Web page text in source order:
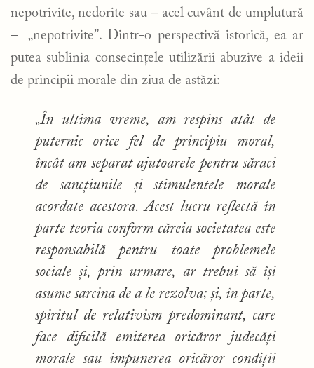
nepotrivite, nedorite sau – acel cuvânt de umplutură
– „nepotrivite”. Dintr-o perspectivă istorică, ea ar
putea sublinia consecințele utilizării abuzive a ideii
de principii morale din ziua de astăzi:
„În ultima vreme, am respins atât de
puternic orice fel de principiu moral,
încât am separat ajutoarele pentru săraci
de sancțiunile și stimulentele morale
acordate acestora.Acest lucru reflectă în
parte teoria conform căreia societatea este
responsabilă pentru toate problemele
sociale și, prin urmare, ar trebui să își
asume sarcina de a le rezolva; și, în parte,
spiritul de relativism predominant, care
face dificilă emiterea oricăror judecăți
morale sau impunerea oricăror condiții